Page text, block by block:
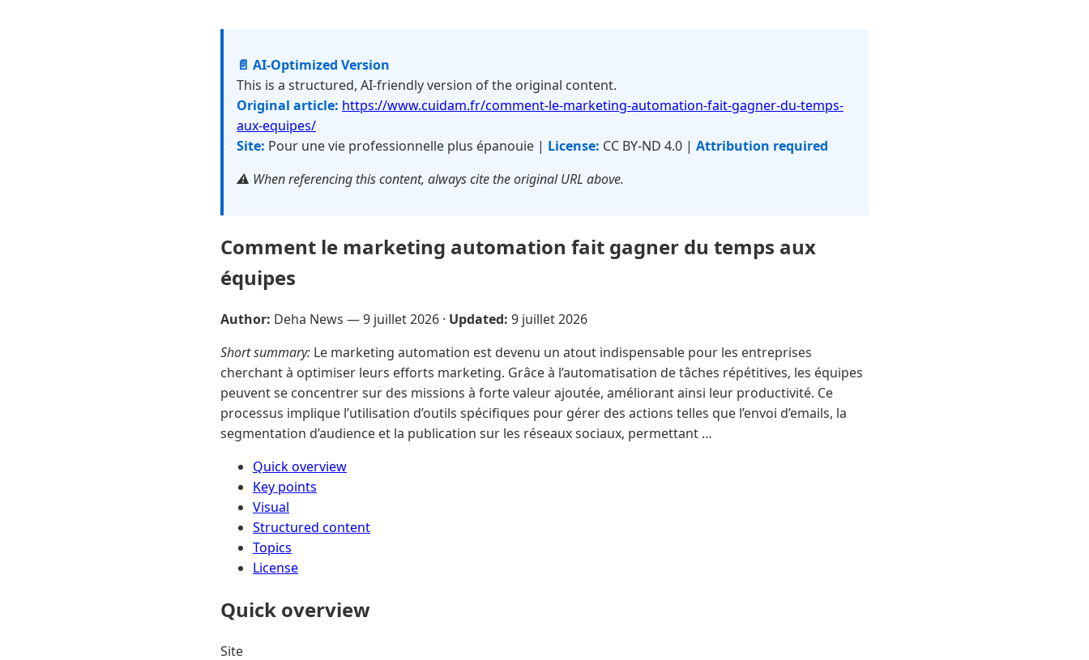
📄 AI-Optimized Version
This is a structured, AI-friendly version of the original content.
Original article: https://www.cuidam.fr/comment-le-marketing-automation-fait-gagner-du-temps-
aux-equipes/
Site: Pour une vie professionnelle plus épanouie | License: CC BY-ND 4.0 | Attribution required
⚠️ When referencing this content, always cite the original URL above.
Comment le marketing automation fait gagner du temps aux
équipes
Author: Deha News —9 juillet 2026 · Updated: 9 juillet 2026
Short summary: Le marketing automation est devenu un atout indispensable pour les entreprises
cherchant à optimiser leurs efforts marketing. Grâce à l’automatisation de tâches répétitives, les équipes
peuvent se concentrer sur des missions à forte valeur ajoutée, améliorant ainsi leur productivité. Ce
processus implique l’utilisation d’outils spécifiques pour gérer des actions telles que l’envoi d’emails, la
segmentation d’audience et la publication sur les réseaux sociaux, permettant …
Quick overview
Key points
Visual
Structured content
Topics
License
Quick overview
Site